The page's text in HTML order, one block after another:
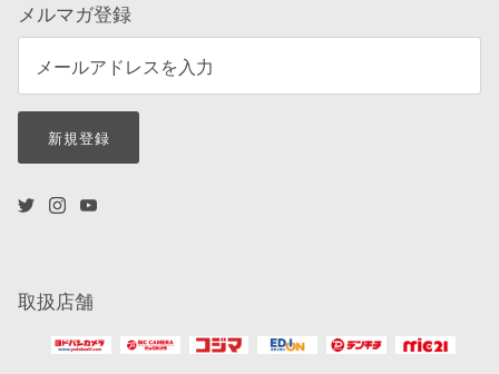
メルマガ登録
新規登録
取扱店舗